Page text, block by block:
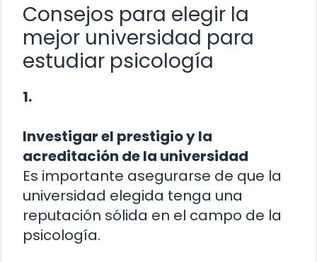
Consejos para elegir la
mejor universidad para
estudiar psicología
1.
Investigar el prestigio y la
acreditación de la universidad
Es importante asegurarse de que la
universidad elegida tenga una
reputación sólida en el campo de la
psicología.